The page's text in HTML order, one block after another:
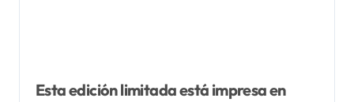
Esta edición limitada está impresa en